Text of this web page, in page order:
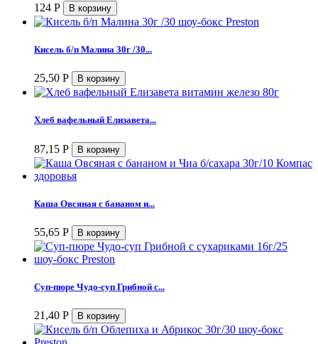
124 Р
Кисель б/п Малина 30г /30...
25,50 Р
Хлеб вафельный Елизавета...
87,15 Р
Каша Овсяная с бананом и...
55,65 Р
Суп-пюре Чудо-суп Грибной с...
21,40 Р